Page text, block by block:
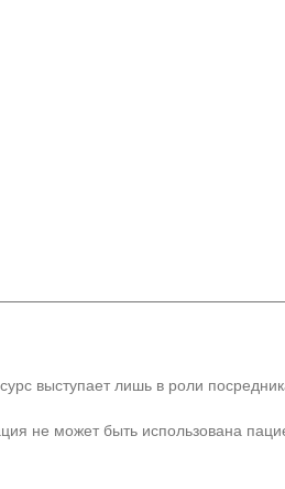
выступает лишь в роли
не может быть использована